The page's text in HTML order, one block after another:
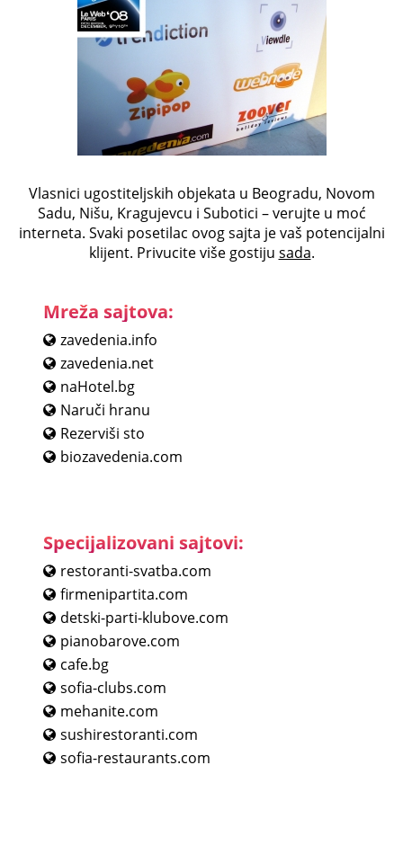
Vlasnici ugostiteljskih objekata u Beogradu, Novom
Sadu, Nišu, Kragujevcu i Subotici – verujte u moć
interneta. Svaki posetilac ovog sajta je vaš potencijalni
klijent. Privucite više gostiju sada.
Mreža sajtova:
zavedenia.info
zavedenia.net
naHotel.bg
Naruči hranu
Rezerviši sto
biozavedenia.com
Specijalizovani sajtovi:
restoranti-svatba.com
firmenipartita.com
detski-parti-klubove.com
pianobarove.com
cafe.bg
sofia-clubs.com
mehanite.com
sushirestoranti.com
sofia-restaurants.com